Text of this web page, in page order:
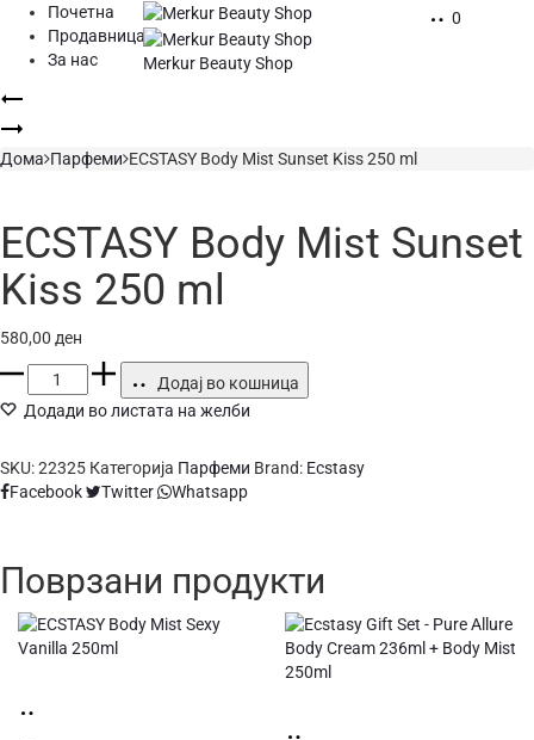
Почетна
Продавница
За нас
Merkur Beauty Shop
0
Product
navigation
Forever
ml
ECSTASY
Body
Mango
250
ml
Дома Парфеми ECSTASY Body Mist Sunset Kiss 250 ml
ECSTASY Body Mist Sunset
Kiss 250 ml
580,00 ден
ECSTASY
Body
Mist
Kiss
250
Додај во кошница
Додади во листата на желби
SKU:22325 Категорија Парфеми Brand: Ecstasy
Сподели
Facebook Twitter Whatsapp
Поврзани продукти